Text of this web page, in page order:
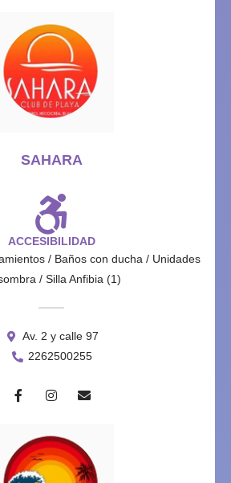
SAHARA
ACCESIBILIDAD
/ Baños con ducha / Unidades
/ Silla Anfibia (1)
Av. 2 y calle 97
2262500255